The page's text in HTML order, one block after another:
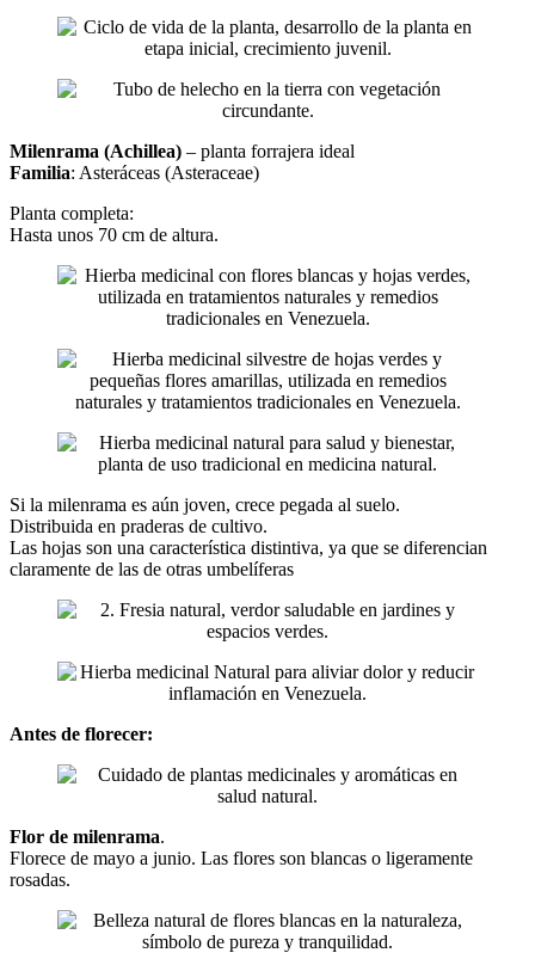
Milenrama (Achillea) – planta forrajera ideal
Familia: Asteráceas (Asteraceae)
Planta completa:
Hasta unos 70 cm de altura.
Si la milenrama es aún joven, crece pegada al suelo.
Distribuida en praderas de cultivo.
Las hojas son una característica distintiva, ya que se diferencian
claramente de las de otras umbelíferas
Antes de florecer:
Flor de milenrama.
Florece de mayo a junio. Las flores son blancas o ligeramente
rosadas.